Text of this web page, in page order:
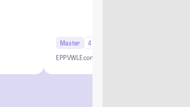
Master 4 Semester
EPPVWL Economics